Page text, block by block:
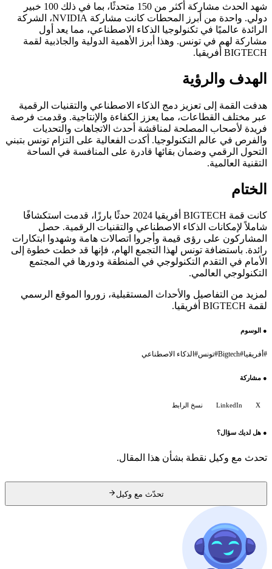
شهد الحدث مشاركة أكثر من 150 متحدثًا، بما في ذلك 100 خبير
دولي. واحدة من أبرز المحطات كانت مشاركة NVIDIA، الشركة
الرائدة عالميًا في تكنولوجيا الذكاء الاصطناعي، مما يعد أول
مشاركة لهم في تونس. وهذا أبرز الأهمية الدولية والجاذبية لقمة
BIGTECH أفريقيا.
الهدف والرؤية
هدفت القمة إلى تعزيز دمج الذكاء الاصطناعي والتقنيات الرقمية
عبر مختلف القطاعات، مما يعزز الكفاءة والإنتاجية. وقدمت فرصة
فريدة لأصحاب المصلحة لمناقشة أحدث الاتجاهات والتحديات
والفرص في عالم التكنولوجيا. أكدت الفعالية على التزام تونس بتبني
التحول الرقمي وضمان بقائها قادرة على المنافسة في الساحة
التقنية العالمية.
الختام
كانت قمة BIGTECH أفريقيا 2024 حدثًا بارزًا، قدمت استكشافًا
شاملاً لإمكانات الذكاء الاصطناعي والتقنيات الرقمية. حصل
المشاركون على رؤى قيمة وأجروا اتصالات هامة وشهدوا ابتكارات
رائدة. باستضافة تونس لهذا التجمع الهام، فإنها قد خطت خطوة إلى
الأمام في التقدم التكنولوجي في المنطقة ودورها في المجتمع
التكنولوجي العالمي.
لمزيد من التفاصيل والأحداث المستقبلية، زوروا الموقع الرسمي
لقمة BIGTECH أفريقيا.
●الوسوم
أفريقيا#
Bigtech
#تونس#الذكاء الاصطناعي
●مشاركة
LinkedIn نسخ الرابط
●هل لديك سؤال؟
تحدث مع وكيل نقطة بشأن هذا المقال.
تحدّث مع وكيل